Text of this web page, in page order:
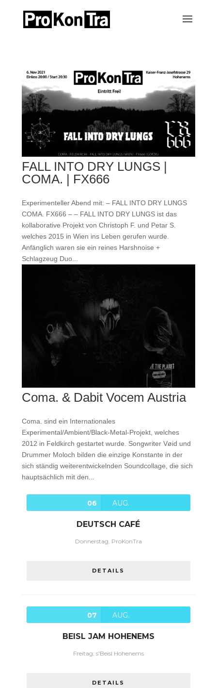
FALL INTO DRY LUNGS |
COMA. | FX666
Experimenteller Abend mit: – FALL INTO DRY LUNGS
COMA. FX666 – – FALL INTO DRY LUNGS ist das
kollaborative Projekt von Christoph F. und Petar S.
welches 2015 in Wien ins Leben gerufen wurde.
Anfänglich waren sie ein reines Harshnoise +
Schlagzeug Duo...
Coma. & Dabit Vocem Austria
Coma. sind ein Internationales
Experimental/Ambient/Black-Metal-Projekt, welches
2012 in Feldkirch gestartet wurde. Songwriter Vøid und
Drummer Moloch bilden die einzige Konstante in der
sich ständig weiterentwickelnden Soundcollage, die sich
hauptsächlich mit den...
06 AUG.
DEUTSCH CAFÉ
Donnerstag, ProKonTra
DETAILS
07 AUG.
BEISL JAM HOHENEMS
Freitag, s'Beisl Hohenems
DETAILS